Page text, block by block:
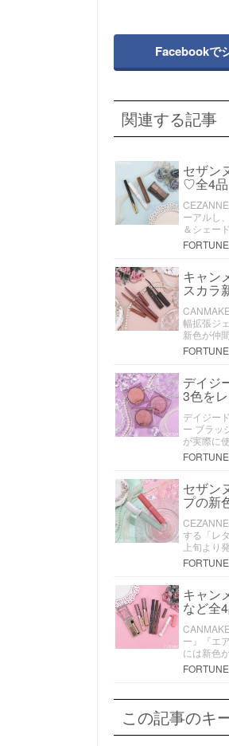
Facebookで
関連する記事
セザン
♡全4品
ーアルし
＆シェー
キャン
スカラ
幅拡張ジ
新色が仲
デイジ
3色を
デイジー
ー ブラッ
が実際に
セザン
プの新
する「レ
上旬より
キャン
など全
ー』『エ
には新色
この記事のキ